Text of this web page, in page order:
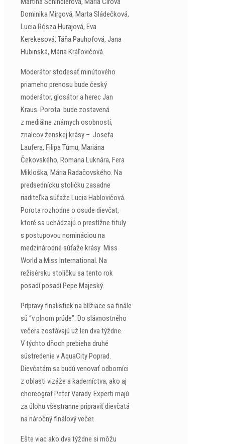
Dominika Mirgová, Marta Sládečková,
Lucia Rósza Hurajová, Eva
Kerekesová, Táňa Pauhofová, Jana
Hubinská, Mária Kráľovičová.
Moderátor stodesať minútového
priameho prenosu bude český
moderátor, glosátor a herec Jan
Kraus. Porota bude zostavená
z mediálne známych osobností,
znalcov ženskej krásy – Josefa
Laufera, Filipa Tůmu, Mariána
Čekovského, Romana Luknára, Fera
Mikloška, Mária Radačovského. Na
predsednícku stoličku zasadne
riaditeľka súťaže Lucia Hablovičová.
Porota rozhodne o osude dievčat,
ktoré sa uchádzajú o prestížne tituly
s postupovou nomináciou na
medzinárodné súťaže krásy Miss
World a Miss International. Na
režisérsku stoličku sa tento rok
posadí posadí Pepe Majeský.
Prípravy finalistiek na blížiace sa finále
sú “v plnom prúde”. Do slávnostného
večera zostávajú už len dva týždne.
V týchto dňoch prebieha druhé
sústredenie v AquaCity Poprad.
Dievčatám sa budú venovať odborníci
z oblasti vizáže a kaderníctva, ako aj
choreograf Peter Varady. Experti majú
za úlohu všestranne pripraviť dievčatá
na náročný finálový večer.
Ešte viac ako dva týždne si môžu